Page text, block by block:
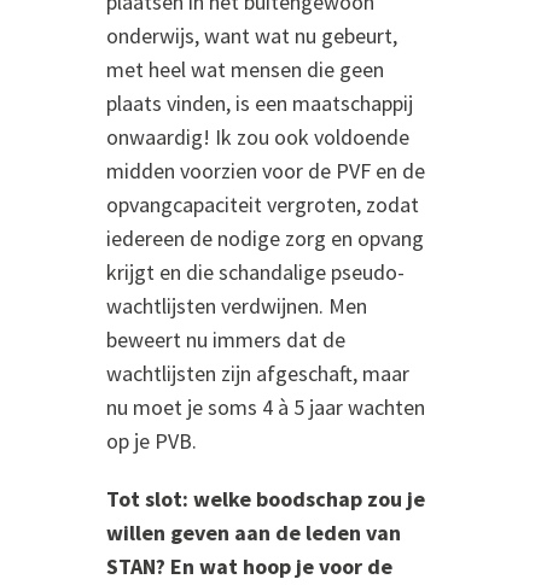
onderwijs, want wat nu gebeurt,
met heel wat mensen die geen
plaats vinden, is een maatschappij
onwaardig! Ik zou ook voldoende
midden voorzien voor de PVF en de
opvangcapaciteit vergroten, zodat
iedereen de nodige zorg en opvang
krijgt en die schandalige pseudo-
wachtlijsten verdwijnen. Men
beweert nu immers dat de
wachtlijsten zijn afgeschaft, maar
nu moet je soms 4 à 5 jaar wachten
op je PVB.
Tot slot: welke boodschap zou je
willen geven aan de leden van
STAN? En wat hoop je voor de